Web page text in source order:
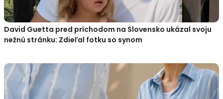
David Guetta pred príchodom na Slovensko ukázal svoju
nežnú stránku: Zdieľal fotku so synom